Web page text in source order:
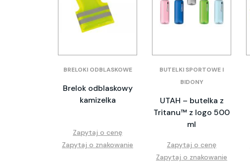
BRELOKI ODBLASKOWE
Brelok odblaskowy
kamizelka
Zapytaj o cenę
Zapytaj o znakowanie
BUTELKI SPORTOWE I
BIDONY
UTAH – butelka z
Tritanu™ z logo 500
ml
Zapytaj o cenę
Zapytaj o znakowanie